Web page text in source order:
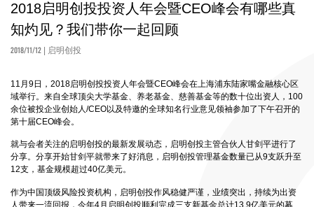
2018启明创投投资人年会暨CEO峰会有哪些真
知灼见？我们带你一起回顾
2018/11/12 | 启明创投
11月9日，2018启明创投投资人年会暨CEO峰会在上海浦东陆家嘴金融核心区
域举行。来自全球顶尖大学基金、养老基金、慈善基金等的数十位出资人，100
余位被投企业创始人/CEO以及特邀的全球知名行业意见领袖参加了下午召开的
第十届CEO峰会。
就与会者关注的启明创投的最新发展动态，启明创投主管合伙人甘剑平进行了
分享。分享开始甘剑平就带来了好消息，启明创投管理基金数量已从9支跃升至
12支，基金规模超过40亿美元。
作为中国顶级风险投资机构，启明创投作风稳健严谨，业绩突出，持续为出资
人带来一流回报，今年4月启明创投顺利完成三支新基金总计13.9亿美元的募